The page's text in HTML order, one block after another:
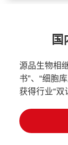
国
源品生物相
书”、“细胞
获得行业“双